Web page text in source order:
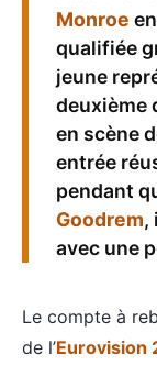
Monroe
qualifiée
jeune
deuxième
en scène
entrée
pendant
Goodrem,
avec une
Le compte à
de l’Eurovision